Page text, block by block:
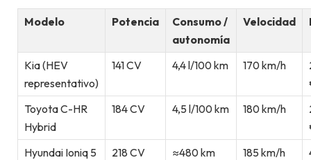
Modelo Potencia
Consumo /
autonomía
Velocidad
Kia (HEV
representativo)
141 CV 4,4 l/100 km 170 km/h
Toyota C-HR
Hybrid
184 CV 4,5 l/100 km 180 km/h
Hyundai Ioniq 5
218 CV ≈480 km 185 km/h